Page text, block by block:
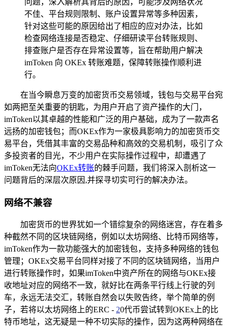
不佳、平台规则限制、账户设置异常等多种因素，
针对这些可能的原因给出了相应的应对办法，比如
检查网络连接是否稳定、仔细研读平台转账规则、
排查账户是否存在异常设置等，旨在帮助用户解决
imToken 向 OKEx 转账难题，保障转账操作顺利进
行。
在当今瞬息万变的加密货币交易领域，钱包与交易平台宛
如两把至关重要的钥匙，为用户开启了资产操作的大门，
imToken以其卓越的性能和广泛的用户基础，成为了一款声名
远扬的加密钱包；而OKEx作为一家极具影响力的加密货币交
易平台，凭借其丰富的交易品种和高效的交易机制，吸引了众
多投资者的目光，不少用户在实际操作过程中，却遭遇了
imToken无法向OKEx转账的棘手问题，我们将深入剖析这一
问题背后的深层次原因,并探寻切实可行的解决办法。
网络不兼容
加密货币的世界犹如一个错综复杂的网络迷宫，存在着多
种截然不同的区块链网络，例如以太坊网络、比特币网络等，
imToken作为一款功能强大的加密钱包，支持多种网络的钱包
管理；OKEx交易平台同样对接了不同的区块链网络，当用户
进行转账操作时，如果imToken中资产所在的网络与OKEx接
收地址对应的网络不一致，就好比在两条平行线上行驶的列
车，永远无法交汇，转账自然会以失败告终，举个简单的例
子，若将以太坊网络上的ERC - 20代币尝试转到OKEx上的比
特币地址，这无疑是一种不切实际的操作，因为这两种网络在